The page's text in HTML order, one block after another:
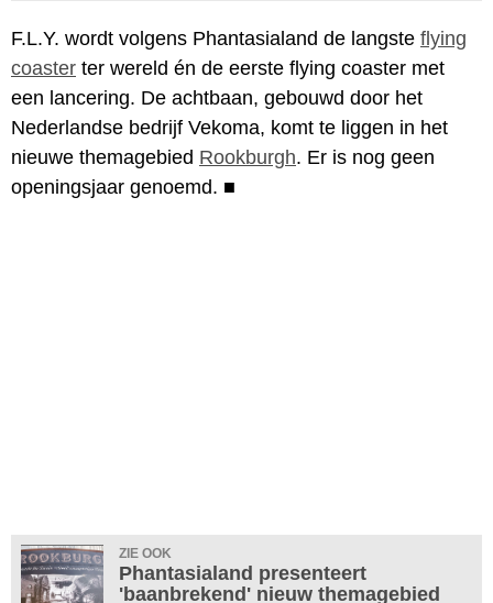
F.L.Y. wordt volgens Phantasialand de langste flying
coaster ter wereld én de eerste flying coaster met
een lancering. De achtbaan, gebouwd door het
Nederlandse bedrijf Vekoma, komt te liggen in het
nieuwe themagebied Rookburgh. Er is nog geen
openingsjaar genoemd. ■
ZIE OOK
Phantasialand presenteert
'baanbrekend' nieuw themagebied